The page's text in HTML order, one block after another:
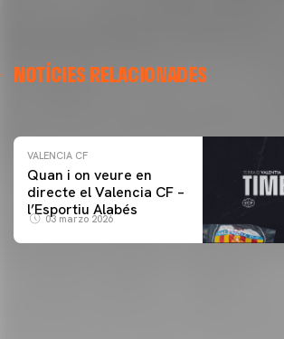
NOTÍCIES RELACIONADES
ENTRENAMENT DEL VALENCIA CF
VALENCIA CF
Quan i on veure en
directe el Valencia CF –
l’Esportiu Alabés
03 marzo 2026